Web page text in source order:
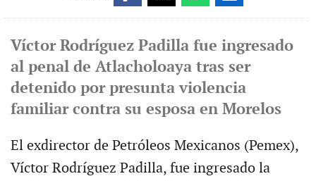
Víctor Rodríguez Padilla fue ingresado
al penal de Atlacholoaya tras ser
detenido por presunta violencia
familiar contra su esposa en Morelos
El exdirector de Petróleos Mexicanos (Pemex),
Víctor Rodríguez Padilla, fue ingresado la